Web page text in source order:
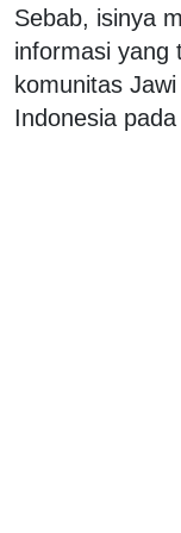
Sebab, isinya
informasi yang
komunitas
Indonesia